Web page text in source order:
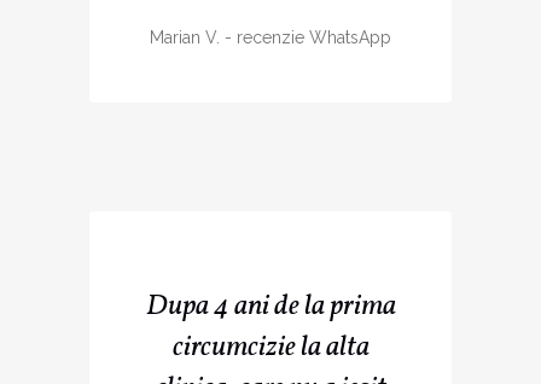
Marian V. - recenzie WhatsApp
Dupa 4 ani de la prima
circumcizie la alta